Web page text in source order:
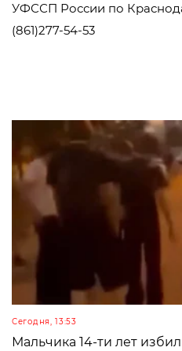
УФССП России по
(861)277-54-53
Сегодня, 13:53
Мальчика 14-ти лет